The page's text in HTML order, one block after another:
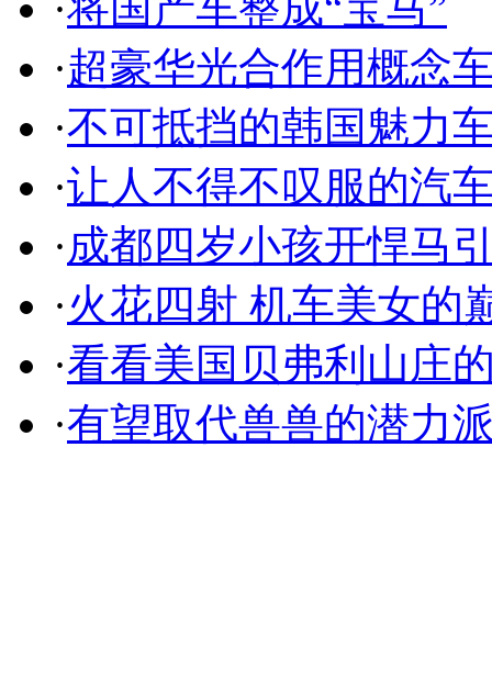
·超豪华光合作用概念
·不可抵挡的韩国魅力
·让人不得不叹服的汽
·成都四岁小孩开悍马
·火花四射 机车美女的
·看看美国贝弗利山庄
·有望取代兽兽的潜力